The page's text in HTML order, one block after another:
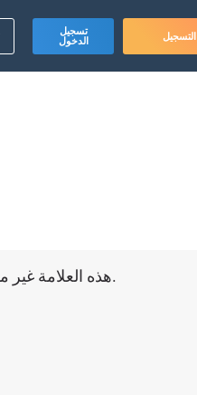
تسجيل
الدخول
التسجيل